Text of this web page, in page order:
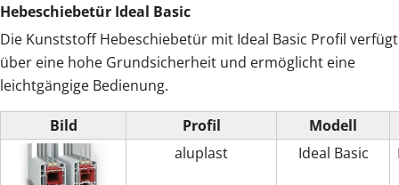
Hebeschiebetür Ideal Basic
Die Kunststoff Hebeschiebetür mit Ideal Basic Profil verfügt
über eine hohe Grundsicherheit und ermöglicht eine
leichtgängige Bedienung.
Bild
Profil
aluplast
Modell
Ideal Basic